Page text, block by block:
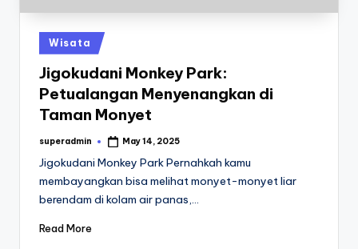
Posted
in
Wisata
Jigokudani Monkey Park:
Petualangan Menyenangkan di
Taman Monyet
Posted
superadmin May 14, 2025
Jigokudani Monkey Park Pernahkah kamu
membayangkan bisa melihat monyet-monyet liar
berendam di kolam air panas,…
Read More